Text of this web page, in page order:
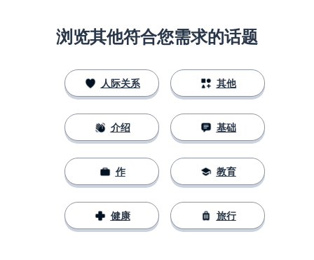
浏览其他符合您需求的话题
人际关系
介绍
作
健康
其他
基础
教育
旅行